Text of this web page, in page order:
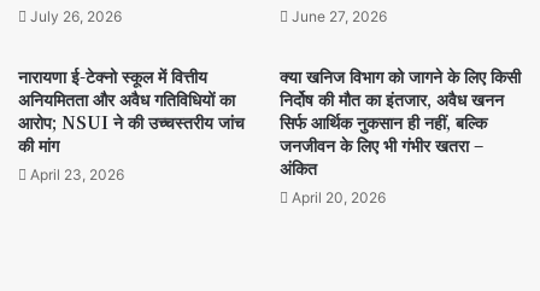
July 26, 2026 June 27, 2026
नारायणा ई-टेक्नो स्कूल में वित्तीय
अनियमितता और अवैध गतिविधियों का
आरोप; NSUI ने की उच्चस्तरीय जांच
की मांग
April 23, 2026
क्या खनिज विभाग को जागने के लिए किसी
निर्दोष की मौत का इंतजार, अवैध खनन
सिर्फ आर्थिक नुकसान ही नहीं, बल्कि
जनजीवन के लिए भी गंभीर खतरा –
अंकित
April 20, 2026